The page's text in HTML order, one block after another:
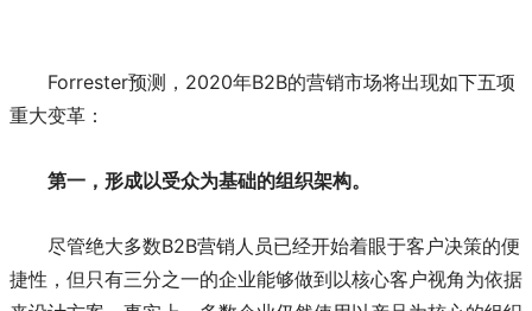
Forrester预测，2020年B2B的营销市场将出现如下五项
重大变革：
第一，形成以受众为基础的组织架构。
尽管绝大多数B2B营销人员已经开始着眼于客户决策的便
捷性，但只有三分之一的企业能够做到以核心客户视角为依据